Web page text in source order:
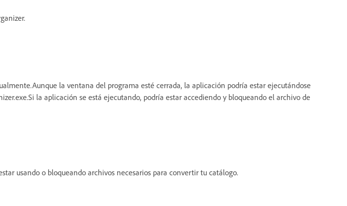
la ventana del programa esté cerrada, la aplicación podría estar ejecutándose
la aplicación se está ejecutando, podría estar accediendo y bloqueando el archivo de
usando o bloqueando archivos necesarios para convertir tu catálogo.